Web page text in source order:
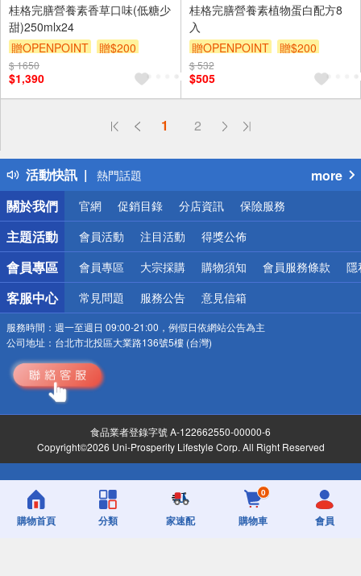
桂格完膳營養素香草口味(低糖少
甜)250mlx24
贈OPENPOINT
贈$200
$ 1650
$1,390
桂格完膳營養素植物蛋白配方8
入
贈OPENPOINT
贈$200
$ 532
$505
1 2
活動快訊
偏遠地區配送
得獎公告
熱門話題
銀行優惠
偏遠地區配送
詐騙網頁！請小心！
more
關於我們
官網 促銷目錄 分店資訊 保險服務
主題活動 會員活動 注目活動 得獎公佈
會員專區 會員專區 大宗採購 購物須知 會員服務條款 隱
客服中心 常見問題 服務公告 意見信箱
服務時間： 週一至週日 09:00-21:00，例假日依網站公告為主
公司地址： 台北市北投區大業路136號5樓 (台灣)
食品業者登錄字號 A-122662550-00000-6
Copyright©2026 Uni-Prosperity Lifestyle Corp. All Right Reserved
購物首頁 分類 家速配
0
購物車 會員